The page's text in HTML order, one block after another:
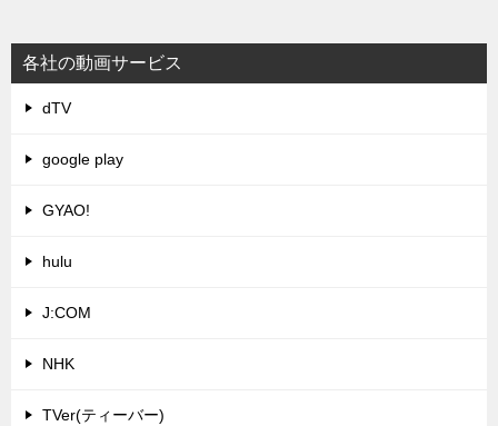
各社の動画サービス
dTV
google play
GYAO!
hulu
J:COM
NHK
TVer(ティーバー)